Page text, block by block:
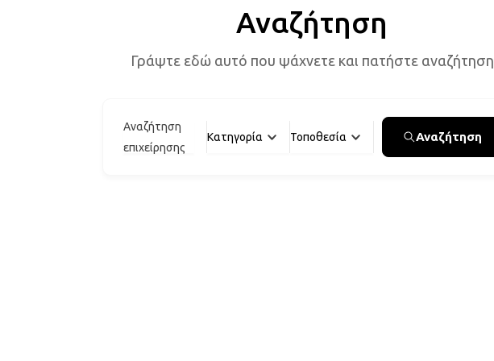
Αναζήτηση
Γράψτε εδώ αυτό που ψάχνετε και πατήστε αναζήτηση
Αναζήτηση
επιχείρησης
Κατηγορία Τοποθεσία Αναζήτηση